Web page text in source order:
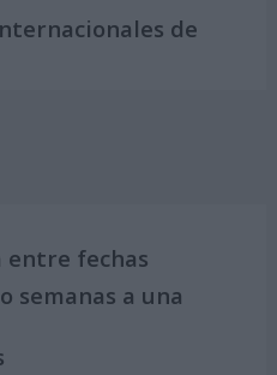
de
entre fechas
semanas a una